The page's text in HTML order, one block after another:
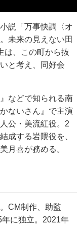
説「万事快調〈オ
未来の見えない田
は、この町から抜
と考え、同好会
などで知られる南
ないさん』で主演
公・美流紅役。2
成する岩隈役を、
月喜が務める。
CM制作、助監
に独立。2021年